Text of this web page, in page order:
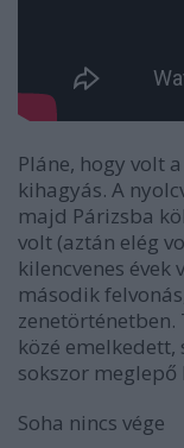
Pláne, hogy volt
kihagyás. A
majd Párizsba
volt (aztán elég
kilencvenes
második
közé
sokszor
Soha nincs vége